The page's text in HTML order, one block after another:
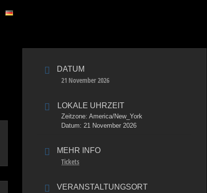
DATUM
21 November 2026
LOKALE UHRZEIT
Zeitzone:America/New_York
Datum:21 November 2026
MEHR INFO
Tickets
VERANSTALTUNGSORT